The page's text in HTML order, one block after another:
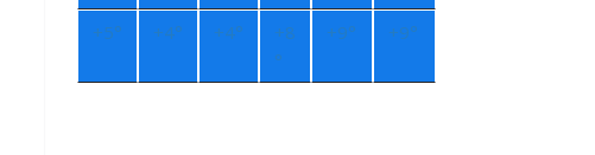
+5° +4° +4° +8
°
+9° +9°